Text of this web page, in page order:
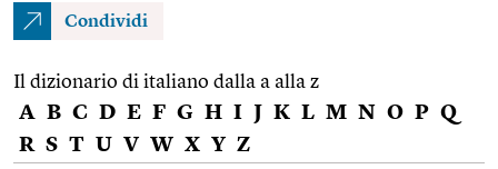
Condividi
Il dizionario di italiano dalla a alla z
A B C D E F G H I J K L M N O P Q
R S T U V W X Y Z